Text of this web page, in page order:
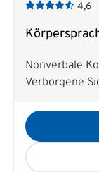
4,6
Nonverbale
Verborgene